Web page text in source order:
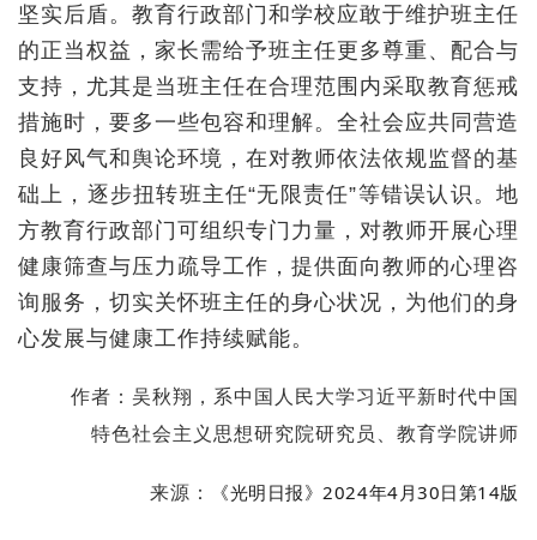
坚实后盾。教育行政部门和学校应敢于维护班主任
的正当权益，家长需给予班主任更多尊重、配合与
支持，尤其是当班主任在合理范围内采取教育惩戒
措施时，要多一些包容和理解。全社会应共同营造
良好风气和舆论环境，在对教师依法依规监督的基
础上，逐步扭转班主任“无限责任”等错误认识。地
方教育行政部门可组织专门力量，对教师开展心理
健康筛查与压力疏导工作，提供面向教师的心理咨
询服务，切实关怀班主任的身心状况，为他们的身
心发展与健康工作持续赋能。
作者：吴秋翔，系中国人民大学习近平新时代中国
特色社会主义思想研究院研究员、教育学院讲师
来源： 《光明日报》2024年4月30日第14版